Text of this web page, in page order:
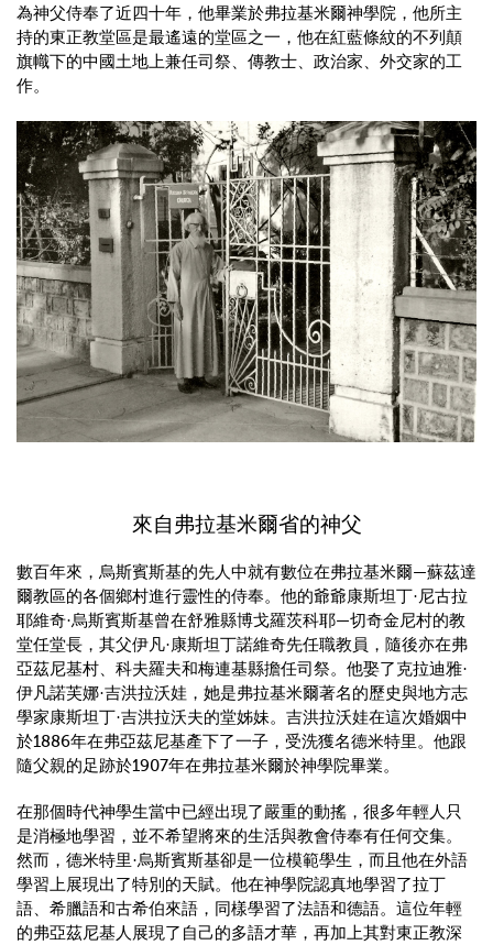
為神父侍奉了近四十年，他畢業於弗拉基米爾神學院，他所主
持的東正教堂區是最遙遠的堂區之一，他在紅藍條紋的不列顛
旗幟下的中國土地上兼任司祭、傳教士、政治家、外交家的工
作。
來自弗拉基米爾省的神父
數百年來，烏斯賓斯基的先人中就有數位在弗拉基米爾—蘇茲達
爾教區的各個鄉村進行靈性的侍奉。他的爺爺康斯坦丁·尼古拉
耶維奇·烏斯賓斯基曾在舒雅縣博戈羅茨科耶—切奇金尼村的教
堂任堂長，其父伊凡·康斯坦丁諾維奇先任職教員，隨後亦在弗
亞茲尼基村、科夫羅夫和梅連基縣擔任司祭。他娶了克拉迪雅·
伊凡諾芙娜·吉洪拉沃娃，她是弗拉基米爾著名的歷史與地方志
學家康斯坦丁·吉洪拉沃夫的堂姊妹。吉洪拉沃娃在這次婚姻中
於1886年在弗亞茲尼基產下了一子，受洗獲名德米特里。他跟
隨父親的足跡於1907年在弗拉基米爾於神學院畢業。
在那個時代神學生當中已經出現了嚴重的動搖，很多年輕人只
是消極地學習，並不希望將來的生活與教會侍奉有任何交集。
然而，德米特里·烏斯賓斯基卻是一位模範學生，而且他在外語
學習上展現出了特別的天賦。他在神學院認真地學習了拉丁
語、希臘語和古希伯來語，同樣學習了法語和德語。這位年輕
的弗亞茲尼基人展現了自己的多語才華，再加上其對東正教深